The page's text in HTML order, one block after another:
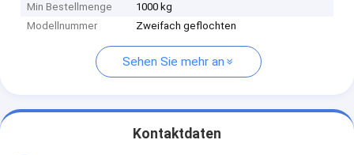
Min Bestellmenge
1000 kg
Modellnummer
Zweifach geflochten
Sehen Sie mehr an
Kontaktdaten